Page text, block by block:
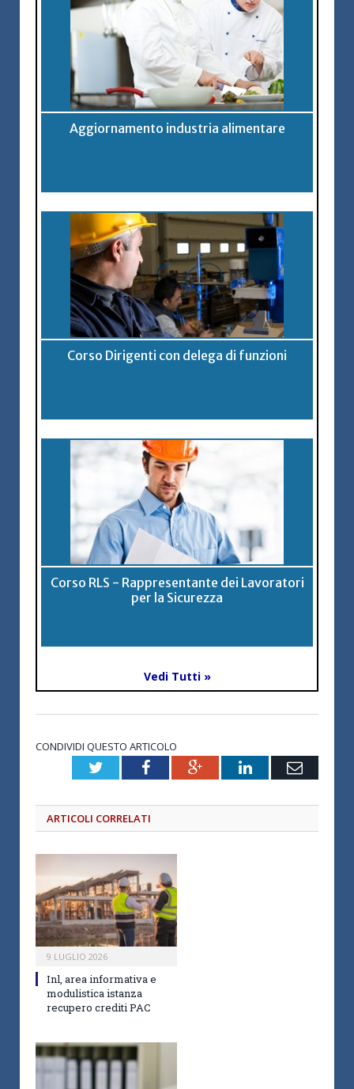
Aggiornamento industria alimentare
Corso Dirigenti con delega di funzioni
Corso RLS - Rappresentante dei Lavoratori
per la Sicurezza
Vedi Tutti »
CONDIVIDI QUESTO ARTICOLO
TwitterFacebookGoogle+LinkedInEmail
ARTICOLI CORRELATI
9 LUGLIO 2026
Inl, area informativa e
modulistica istanza
recupero crediti PAC